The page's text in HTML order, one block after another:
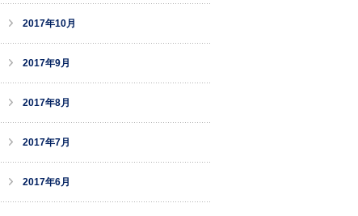
2017年10月
2017年9月
2017年8月
2017年7月
2017年6月